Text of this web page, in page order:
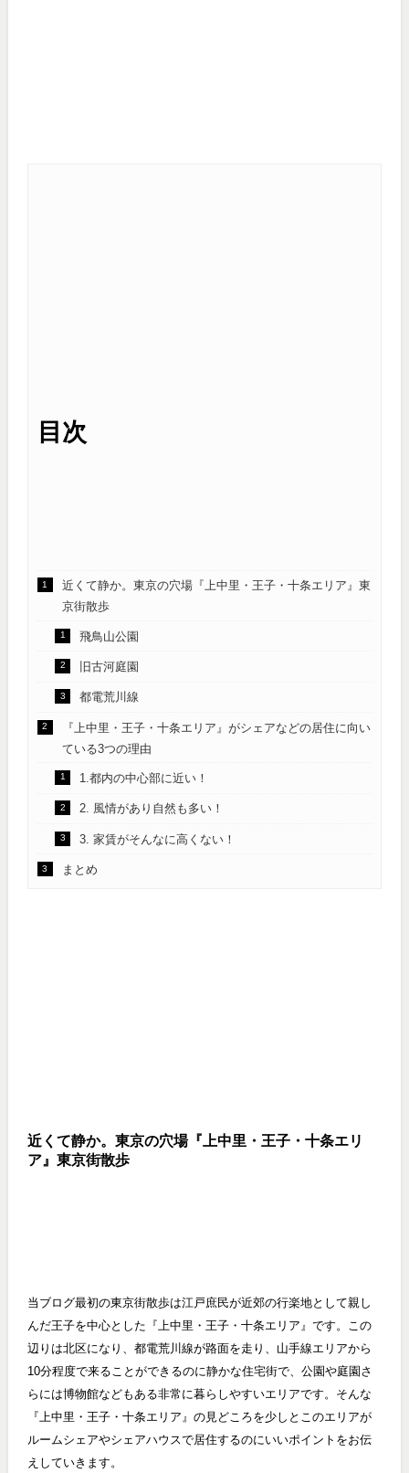
目次
近くて静か。東京の穴場『上中里・王子・十条エリア』東
京街散歩
飛鳥山公園
旧古河庭園
都電荒川線
『上中里・王子・十条エリア』がシェアなどの居住に向い
ている3つの理由
1.都内の中心部に近い！
2. 風情があり自然も多い！
3. 家賃がそんなに高くない！
まとめ
近くて静か。東京の穴場『上中里・王子・十条エリ
ア』東京街散歩
当ブログ最初の東京街散歩は江戸庶民が近郊の行楽地として親し
んだ王子を中心とした『上中里・王子・十条エリア』です。この
辺りは北区になり、都電荒川線が路面を走り、山手線エリアから
10分程度で来ることができるのに静かな住宅街で、公園や庭園さ
らには博物館などもある非常に暮らしやすいエリアです。そんな
『上中里・王子・十条エリア』の見どころを少しとこのエリアが
ルームシェアやシェアハウスで居住するのにいいポイントをお伝
えしていきます。